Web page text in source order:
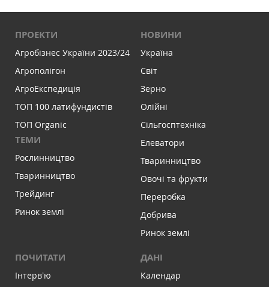
ПРОЕКТИ
Агробізнес України 2023/24
Агрополігон
АгроЕкспедиція
ТОП 100 латифундистів
ТОП Organic
ТЕМИ
Рослинництво
Тваринництво
Трейдинг
Ринок землі
НОВИНИ
Україна
Світ
Зерно
Олійні
Сільгосптехніка
Елеватори
Тваринництво
Овочі та фрукти
Переробка
Добрива
Ринок землі
ПОЧИТАТИ
Інтервʼю
ДАНІ
Календар